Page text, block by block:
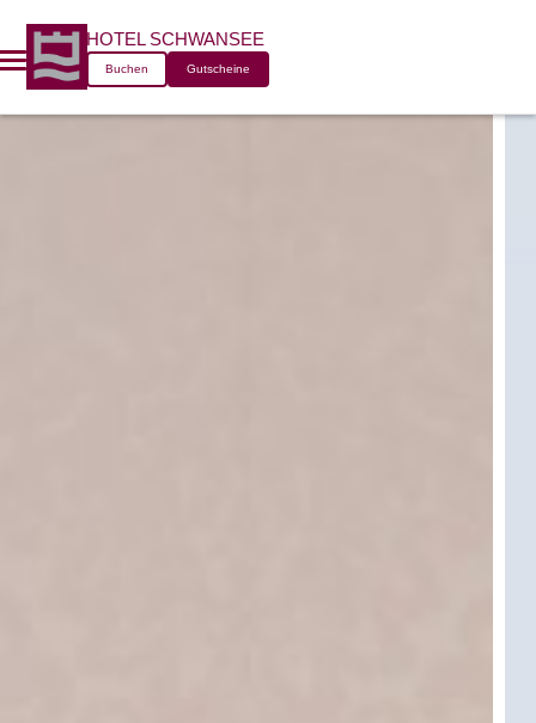
HOTEL SCHWANSEE
Buchen Gutscheine